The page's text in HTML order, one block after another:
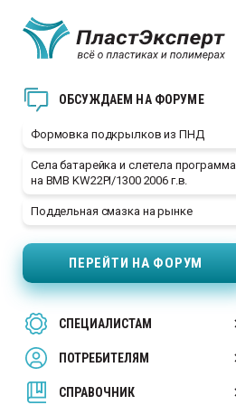
ОБСУЖДАЕМ НА ФОРУМЕ
Формовка подкрылков из ПНД
Села батарейка и слетела программа
на BMB KW22PI/1300 2006 г.в.
Поддельная смазка на рынке
ПЕРЕЙТИ НА ФОРУМ
СПЕЦИАЛИСТАМ
ПОТРЕБИТЕЛЯМ
СПРАВОЧНИК